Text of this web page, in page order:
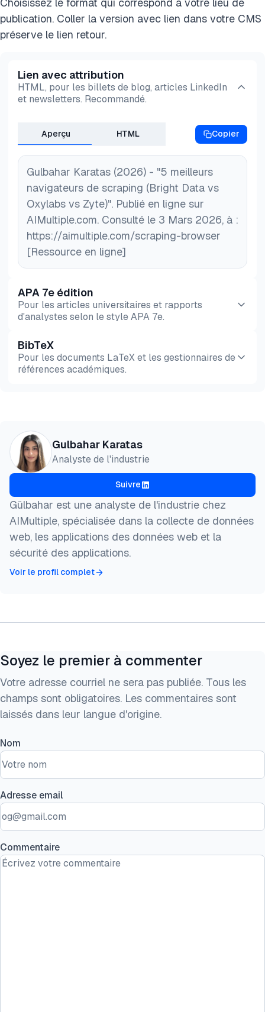
sans nécessiter un navigateur complet. Si vous
avez besoin d'un accès rapide à du contenu
et contournent les bannissements pour vous.
Cependant, si vous avez des
avec le navigateur de scraping.
Les coûts sont généralement basés sur le trafic
publication. Coller la version avec lien dans votre CMS
préserve le lien retour.
Lien avec attribution
HTML, pour les billets de blog, articles LinkedIn
et newsletters. Recommandé.
Aperçu HTML Copier
Gulbahar Karatas (2026) - "5 meilleurs
navigateurs de scraping (Bright Data vs
Oxylabs vs Zyte)". Publié en ligne sur
AIMultiple.com. Consulté le 3 Mars 2026, à :
https://aimultiple.com/scraping-browser
[Ressource en ligne]
APA 7e édition
Pour les articles universitaires et rapports
d'analystes selon le style APA 7e.
Aperçu HTML Copier
BibTeX
Pour les documents LaTeX et les gestionnaires de
références académiques.
@misc{karatas2026,
  author = {Karatas, Gulbahar},
title  = {{5 meilleurs navigateurs de scraping
  year   = {2026},
howpublished    = {\url{https://aimultiple.com/
  note   = {AIMultiple. Consulté le 3 Mars 2026}
}
Gulbahar Karatas
Analyste de l'industrie
Suivre
Gülbahar est une analyste de l'industrie chez
AIMultiple, spécialisée dans la collecte de données
web, les applications des données web et la
sécurité des applications.
Voir le profil complet
Soyez le premier à commenter
Votre adresse courriel ne sera pas publiée. Tous les
champs sont obligatoires. Les commentaires sont
laissés dans leur langue d'origine.
Nom
Adresse email
Commentaire